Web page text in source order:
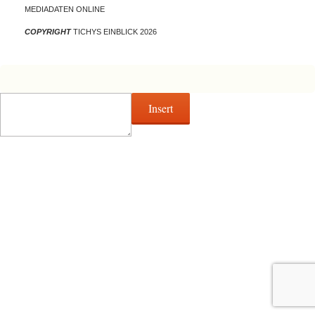
MEDIADATEN ONLINE
COPYRIGHTTICHYS EINBLICK 2026
Insert